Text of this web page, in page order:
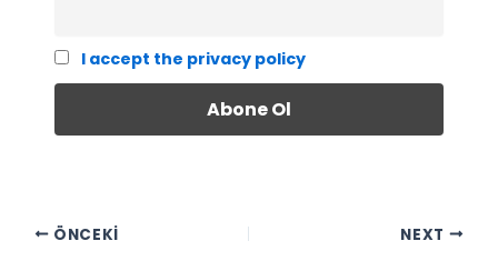
I accept the privacy policy
ÖNCEKI NEXT